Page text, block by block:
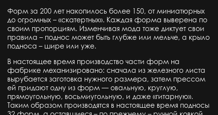
Форм за 200 лет накопилось более 150, от миниатюрных
до огромных – «скатертных». Каждая форма выверена по
своим пропорциям. Изменчивая мода тоже диктует свои
правила – поднос может быть глубже или мельче, а крыло
подноса – шире или уже.
В настоящее время производство части форм на
фабрике механизировано: сначала из железного листа
вырубается заготовка нужного размера, затем прессом
ей придают одну из форм — овальную, круглую,
прямоугольную, восьмиугольную, и даже «гитарную».
Таким образом производятся в настоящее время подносы